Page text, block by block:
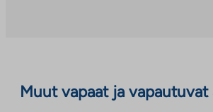
Muut vapaat ja